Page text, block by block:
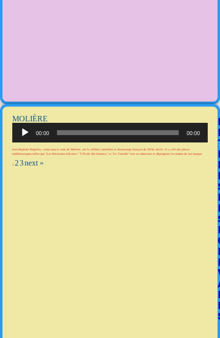
MOLIÈRE
00:00 00:00
Jean-Baptiste Poquelin, connu sous le nom de Molière, est le célèbre comédien et dramaturge français du XVIIe siècle. Il a créé des pièces
emblématiques telles que "Les Précieuses ridicules," "L'École des femmes," et "Le Tartuffe" tout en observant et dépeignant les mœurs de son époque.
1 23next »